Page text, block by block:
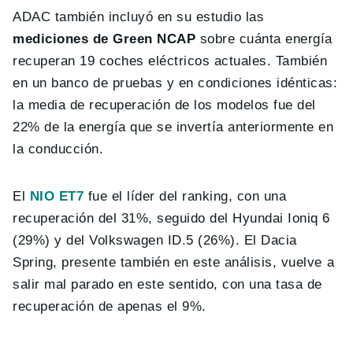
ADAC también incluyó en su estudio las
mediciones de Green NCAP sobre cuánta energía
recuperan 19 coches eléctricos actuales. También
en un banco de pruebas y en condiciones idénticas:
la media de recuperación de los modelos fue del
22% de la energía que se invertía anteriormente en
la conducción.
El NIO ET7 fue el líder del ranking, con una
recuperación del 31%, seguido del Hyundai Ioniq 6
(29%) y del Volkswagen ID.5 (26%). El Dacia
Spring, presente también en este análisis, vuelve a
salir mal parado en este sentido, con una tasa de
recuperación de apenas el 9%.